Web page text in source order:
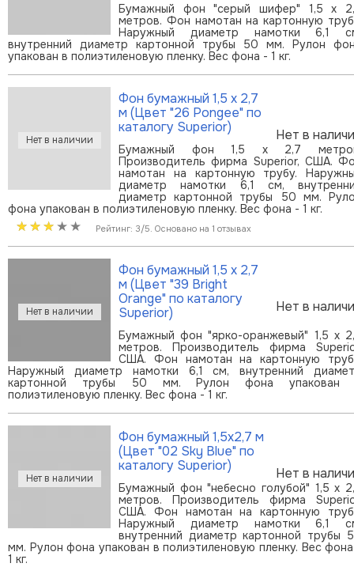
Бумажный фон "серый шифер" 1,5 х
метров. Фон намотан на картонную
Наружный диаметр намотки 6,1
внутренний диаметр картонной трубы 50 мм. Рулон
упакован в полиэтиленовую пленку. Вес фона - 1 кг.
Нет в
Фон бумажный 1,5 х 2,7
м (Цвет "26 Pongee" по
каталогу Superior)
Бумажный фон 1,5 х 2,7
Производитель фирма Superior, США.
намотан на картонную трубу.
диаметр намотки 6,1 см,
диаметр картонной трубы 50 мм.
фона упакован в полиэтиленовую пленку. Вес фона - 1 кг.
Рейтинг: 3/5. Основано на 1 отзывах
Нет в
Фон бумажный 1,5 х 2,7
м (Цвет "39 Bright
Orange" по каталогу
Superior)
Бумажный фон "ярко-оранжевый" 1,5 х
метров. Производитель фирма
США. Фон намотан на картонную
Наружный диаметр намотки 6,1 см, внутренний
картонной трубы 50 мм. Рулон фона упакован
полиэтиленовую пленку. Вес фона - 1 кг.
Нет в
Фон бумажный 1,5х2,7 м
(Цвет "02 Sky Blue" по
каталогу Superior)
Бумажный фон "небесно голубой" 1,5 х
метров. Производитель фирма
США. Фон намотан на картонную
Наружный диаметр намотки 6,1
внутренний диаметр картонной трубы
мм. Рулон фона упакован в полиэтиленовую пленку. Вес
1 кг.